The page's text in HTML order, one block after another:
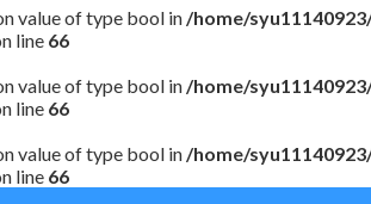
value of type bool in/home/
line 66
value of type bool in/home/
line 66
value of type bool in/home/
line 66